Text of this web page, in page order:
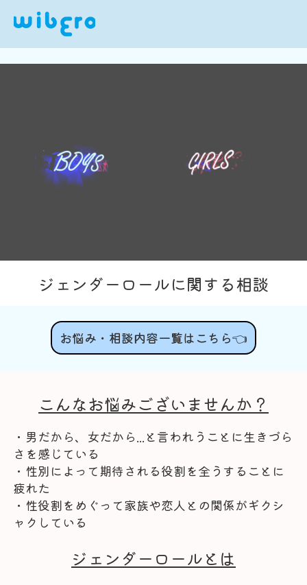
ジェンダーロールに関する相談
お悩み・相談内容一覧はこちら👈
こんなお悩みございませんか？
・男だから、女だから...と言われうことに生きづら
さを感じている
・性別によって期待される役割を全うすることに
疲れた
・性役割をめぐって家族や恋人との関係がギクシ
ャクしている
ジェンダーロールとは